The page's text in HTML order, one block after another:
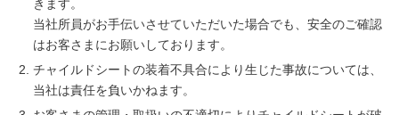
きます。
当社所員がお手伝いさせていただいた場合でも、安全のご確認
はお客さまにお願いしております。
チャイルドシートの装着不具合により生じた事故については、
当社は責任を負いかねます。